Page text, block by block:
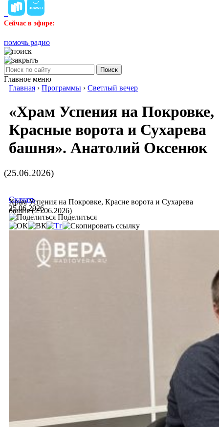
Сейчас в эфире:
помочь радио
Поиск
Главное меню
Главная › Программы › Светлый вечер
«Храм Успения на Покровке,
Красные ворота и Сухарева
башня». Анатолий Оксенюк
(25.06.2026)
Храм Успения на Покровке, Красне ворота и Сухарева
башня (25.06.2026)
Скачать
25.06.2026
Поделиться